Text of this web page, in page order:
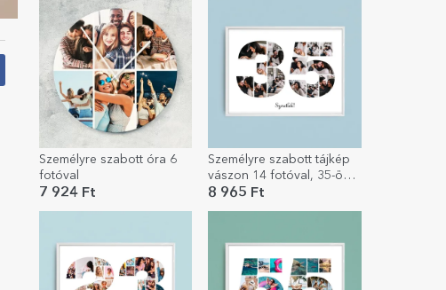
Személyre szabott óra 6
fotóval
7 924 Ft
Személyre szabott tájkép
vászon 14 fotóval, 35-ös
modellszámmal és
8 965 Ft